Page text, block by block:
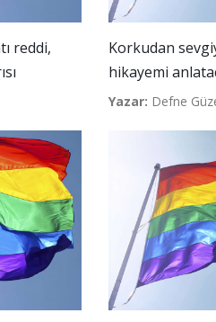
reddi,
Korkudan
hikayemi
Yazar: Defne